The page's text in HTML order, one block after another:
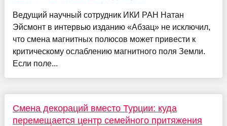
Ведущий научный сотрудник ИКИ РАН Натан
Эйсмонт в интервью изданию «Абзац» не исключил,
что смена магнитных полюсов может привести к
критическому ослаблению магнитного поля Земли.
Если поле...
Смена декораций вместо Турции: куда
перемещается центр семейного притяжения